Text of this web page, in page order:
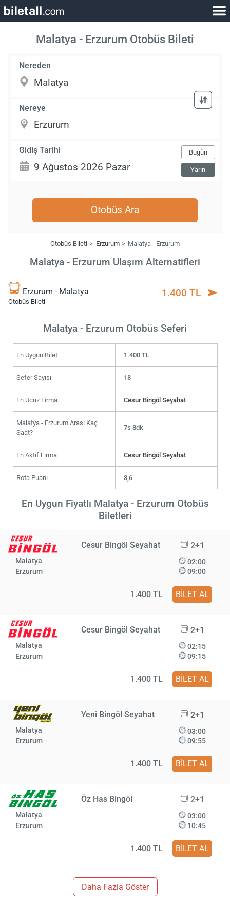
Malatya - Erzurum Otobüs Bileti
Nereden
Nereye
Gidiş Tarihi Bugün
Yarın
Otobüs Ara
Otobüs Bileti Erzurum Malatya - Erzurum
Malatya - Erzurum Ulaşım Alternatifleri
Erzurum - Malatya
Otobüs Bileti
1.400 TL
Malatya - Erzurum Otobüs Seferi
En Uygun Bilet 1.400 TL
Sefer Sayısı 18
En Ucuz Firma Cesur Bingöl Seyahat
Malatya - Erzurum Arası Kaç
Saat?
7s 8dk
En Aktif Firma Cesur Bingöl Seyahat
Rota Puanı 3,6
En Uygun Fiyatlı Malatya - Erzurum Otobüs
Biletleri
Cesur Bingöl Seyahat 2+1
Malatya
Erzurum
02:00
09:00
1.400 TL BİLET AL
Cesur Bingöl Seyahat 2+1
Malatya
Erzurum
02:15
09:15
1.400 TL BİLET AL
Yeni Bingöl Seyahat 2+1
Malatya
Erzurum
03:00
09:55
1.400 TL BİLET AL
Öz Has Bingöl 2+1
Malatya
Erzurum
03:00
10:45
1.400 TL BİLET AL
Daha Fazla Göster